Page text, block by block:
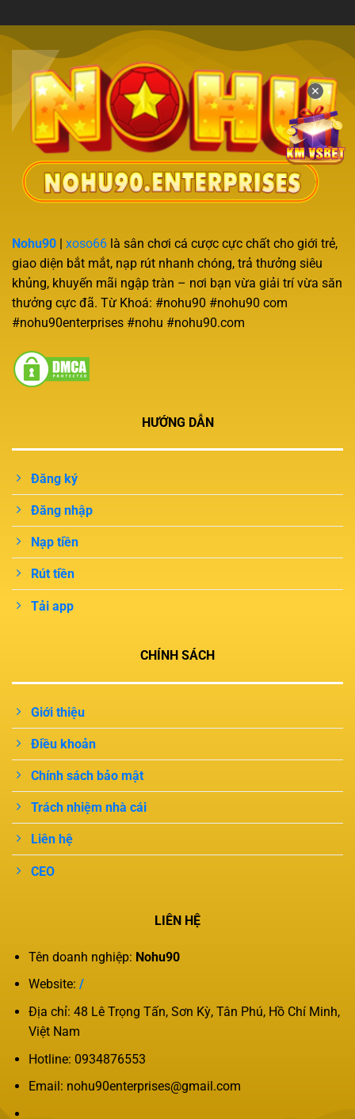
Nohu90 | xoso66 là sân chơi cá cược cực chất cho giới trẻ,
giao diện bắt mắt, nạp rút nhanh chóng, trả thưởng siêu
khủng, khuyến mãi ngập tràn – nơi bạn vừa giải trí vừa săn
thưởng cực đã. Từ Khoá: #nohu90 #nohu90 com
#nohu90enterprises #nohu #nohu90.com
HƯỚNG DẪN
Đăng ký
Đăng nhập
Nạp tiền
Rút tiền
Tải app
CHÍNH SÁCH
Giới thiệu
Điều khoản
Chính sách bảo mật
Trách nhiệm nhà cái
Liên hệ
CEO
LIÊN HỆ
Tên doanh nghiệp: Nohu90
Website: /
Địa chỉ: 48 Lê Trọng Tấn, Sơn Kỳ, Tân Phú, Hồ Chí Minh,
Việt Nam
Hotline: 0934876553
Email: nohu90enterprises@gmail.com
✕